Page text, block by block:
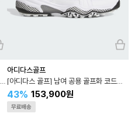
아디다스골프
43% 153,900원